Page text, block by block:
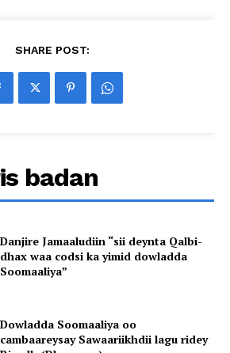
SHARE POST:
badan
Danjire Jamaaludiin “sii deynta Qalbi-
dhax waa codsi ka yimid dowladda
Soomaaliya”
Dowladda Soomaaliya oo
cambaareysay Sawaariikhdii lagu ridey